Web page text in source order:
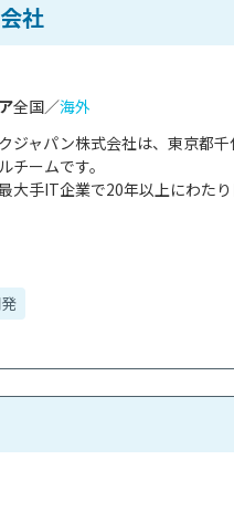
社
ジャパン株式会社は、東京都
チームです。
大手IT企業で20年以上にわた
全国／海外